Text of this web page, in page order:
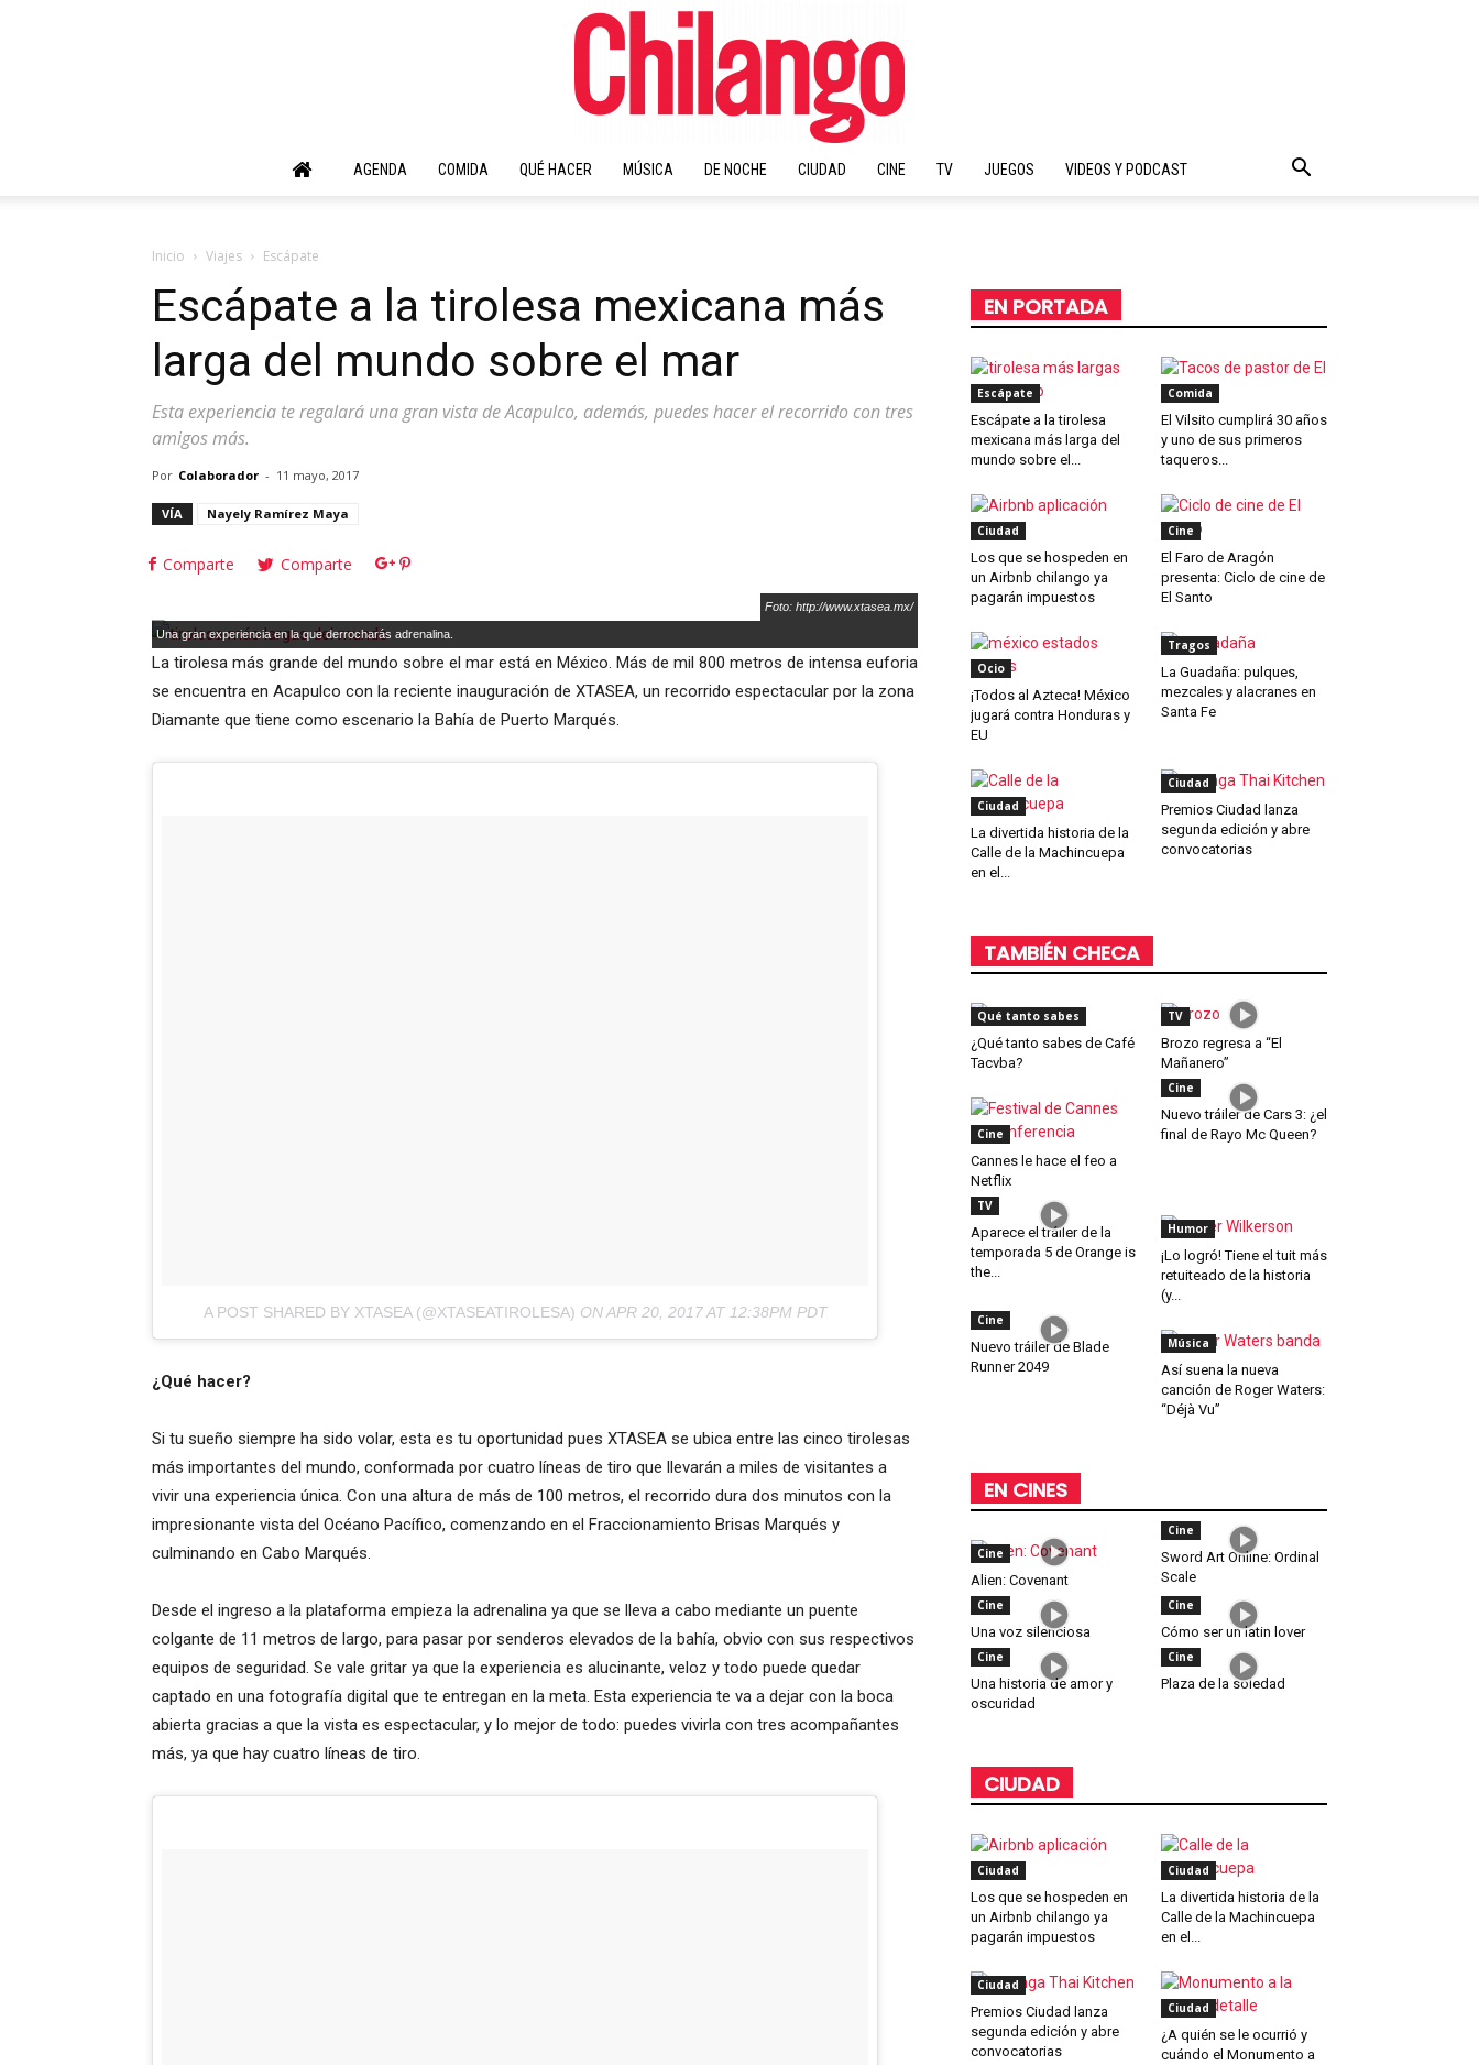
AGENDA COMIDA QUÉ HACER MÚSICA DE NOCHE CIUDAD CINE TV JUEGOS VIDEOS Y PODCAST
Inicio Viajes Escápate
Escápate a la tirolesa mexicana más
larga del mundo sobre el mar
Esta experiencia te regalará una gran vista de Acapulco, además, puedes hacer el recorrido con tres
amigos más.
Por Colaborador - 11 mayo, 2017
VÍA Nayely Ramírez Maya
Comparte Comparte
Foto: http://www.xtasea.mx/
Una gran experiencia en la que derrocharás adrenalina.
La tirolesa más grande del mundo sobre el mar está en México. Más de mil 800 metros de intensa euforia
se encuentra en Acapulco con la reciente inauguración de XTASEA, un recorrido espectacular por la zona
Diamante que tiene como escenario la Bahía de Puerto Marqués.
A POST SHARED BY XTASEA (@XTASEATIROLESA) ONAPR 20, 2017 AT 12:38PM PDT
¿Qué hacer?
Si tu sueño siempre ha sido volar, esta es tu oportunidad pues XTASEA se ubica entre las cinco tirolesas
más importantes del mundo, conformada por cuatro líneas de tiro que llevarán a miles de visitantes a
vivir una experiencia única. Con una altura de más de 100 metros, el recorrido dura dos minutos con la
impresionante vista del Océano Pacífico, comenzando en el Fraccionamiento Brisas Marqués y
culminando en Cabo Marqués.
Desde el ingreso a la plataforma empieza la adrenalina ya que se lleva a cabo mediante un puente
colgante de 11 metros de largo, para pasar por senderos elevados de la bahía, obvio con sus respectivos
equipos de seguridad. Se vale gritar ya que la experiencia es alucinante, veloz y todo puede quedar
captado en una fotografía digital que te entregan en la meta. Esta experiencia te va a dejar con la boca
abierta gracias a que la vista es espectacular, y lo mejor de todo: puedes vivirla con tres acompañantes
más, ya que hay cuatro líneas de tiro.
EN PORTADA
Escápate
Escápate a la tirolesa
mexicana más larga del
mundo sobre el...
Comida
El Vilsito cumplirá 30 años
y uno de sus primeros
taqueros...
Ciudad
Los que se hospeden en
un Airbnb chilango ya
pagarán impuestos
Cine
El Faro de Aragón
presenta: Ciclo de cine de
El Santo
Ocio
¡Todos al Azteca! México
jugará contra Honduras y
EU
Tragos
La Guadaña: pulques,
mezcales y alacranes en
Santa Fe
Ciudad
La divertida historia de la
Calle de la Machincuepa
en el...
Ciudad
Premios Ciudad lanza
segunda edición y abre
convocatorias
TAMBIÉN CHECA
Qué tanto sabes
¿Qué tanto sabes de Café
Tacvba?
TV
Brozo regresa a “El
Mañanero”
Cine
Cannes le hace el feo a
Netflix
Cine
Nuevo tráiler de Cars 3: ¿el
final de Rayo Mc Queen?
TV
Aparece el tráiler de la
temporada 5 de Orange is
the...
Humor
¡Lo logró! Tiene el tuit más
retuiteado de la historia
(y...
Cine
Nuevo tráiler de Blade
Runner 2049
Música
Así suena la nueva
canción de Roger Waters:
“Déjà Vu”
EN CINES
Cine
Alien: Covenant
Cine
Sword Art Online: Ordinal
Scale
Cine
Una voz silenciosa
Cine
Cómo ser un latin lover
Cine
Una historia de amor y
oscuridad
Cine
Plaza de la soledad
CIUDAD
Ciudad
Los que se hospeden en
un Airbnb chilango ya
pagarán impuestos
Ciudad
La divertida historia de la
Calle de la Machincuepa
en el...
Ciudad
Premios Ciudad lanza
segunda edición y abre
convocatorias
Ciudad
¿A quién se le ocurrió y
cuándo el Monumento a